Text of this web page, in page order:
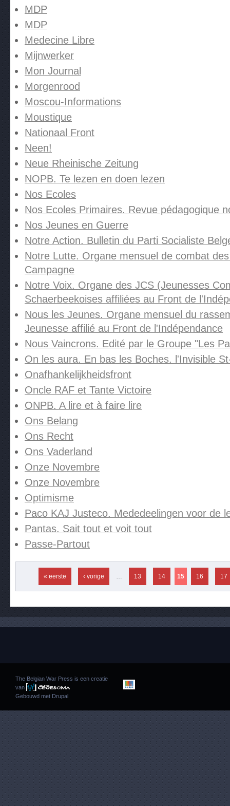
MDP
MDP
Medecine Libre
Mijnwerker
Mon Journal
Morgenrood
Moscou-Informations
Moustique
Nationaal Front
Neen!
Neue Rheinische Zeitung
NOPB. Te lezen en doen lezen
Nos Ecoles
Nos Ecoles Primaires. Revue pédagogique
Nos Jeunes en Guerre
Notre Action. Bulletin du Parti Socialiste
Notre Lutte. Organe mensuel de combat
Campagne
Notre Voix. Organe des JCS (Jeunesses
Schaerbeekoises affiliées au Front de
Nous les Jeunes. Organe mensuel du
Jeunesse affilié au Front de l'Indépendance
Nous Vaincrons. Edité par le Groupe "Les
On les aura. En bas les Boches. l'Invisible
Onafhankelijkheidsfront
Oncle RAF et Tante Victoire
ONPB. A lire et à faire lire
Ons Belang
Ons Recht
Ons Vaderland
Onze Novembre
Onze Novembre
Optimisme
Paco KAJ Justeco. Mededeelingen voor de
Pantas. Sait tout et voit tout
Passe-Partout
Pagina's
« eerste ‹ vorige … 13 14 15 16 17
The Belgian War Press is een creatie
van
Gebouwd met Drupal